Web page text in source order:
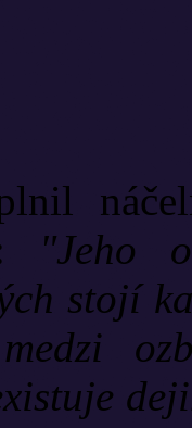
"Jeho
stojí